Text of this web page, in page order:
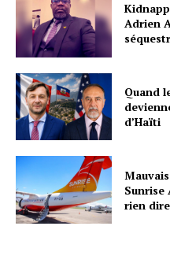
Adrien
Quand
d’Haïti
Sunrise
rien dire